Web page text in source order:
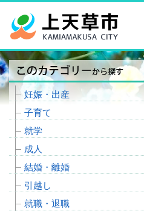
妊娠・出産
子育て
就学
成人
結婚・離婚
引越し
就職・退職